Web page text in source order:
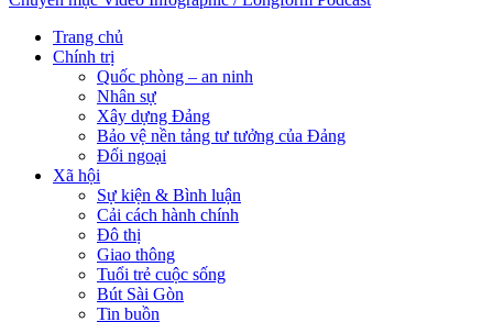
Trang chủ
Chính trị
Quốc phòng – an ninh
Nhân sự
Xây dựng Đảng
Bảo vệ nền tảng tư tưởng của Đảng
Đối ngoại
Xã hội
Sự kiện & Bình luận
Cải cách hành chính
Đô thị
Giao thông
Tuổi trẻ cuộc sống
Bút Sài Gòn
Tin buồn